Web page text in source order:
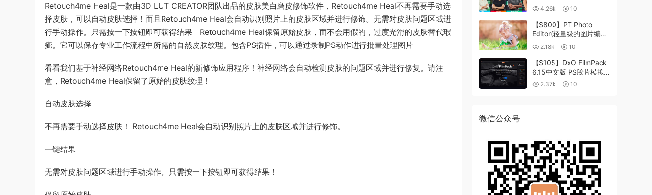
Retouch4me Heal是一款由3D LUT CREATOR团队出品的皮肤美白磨皮修饰软件，Retouch4me Heal不再需要手动选
择皮肤，可以自动皮肤选择！而且Retouch4me Heal会自动识别照片上的皮肤区域并进行修饰。无需对皮肤问题区域进
行手动操作。只需按一下按钮即可获得结果！Retouch4me Heal保留原始皮肤，而不会用假的，过度光滑的皮肤替代瑕
疵。它可以保存专业工作流程中所需的自然皮肤纹理。包含PS插件，可以通过录制PS动作进行批量处理图片
看看我们基于神经网络Retouch4me Heal的新修饰应用程序！神经网络会自动检测皮肤的问题区域并进行修复。请注
意，Retouch4me Heal保留了原始的皮肤纹理！
自动皮肤选择
不再需要手动选择皮肤！ Retouch4me Heal会自动识别照片上的皮肤区域并进行修饰。
一键结果
无需对皮肤问题区域进行手动操作。只需按一下按钮即可获得结果！
Studio18.6Win、Mac 中
文/英文
4.26k 10
【S800】PT Photo
Editor(轻量级的图片编辑
工具)5.10.3汉化版 WIN
2.18k 10
【S105】DxO FilmPack
6.15中文版 PS胶片模拟
滤镜支持WIN/MAC
2.37k 10
微信公众号